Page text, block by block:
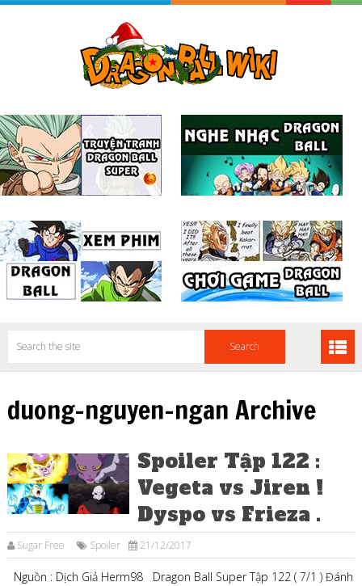
duong-nguyen-ngan Archive
Spoiler Tập 122 :
Vegeta vs Jiren !
Dyspo vs Frieza .
Sugar Free Spoiler 21/12/2017
Nguồn : Dịch Giả Herm98 Dragon Ball Super Tập 122 ( 7/1 ) Đánh